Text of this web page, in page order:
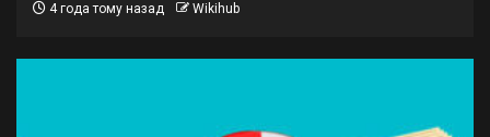
4 года тому назад Wikihub